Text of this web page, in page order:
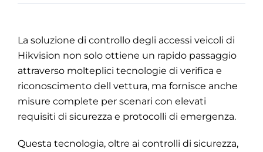
La soluzione di controllo degli accessi veicoli di
Hikvision non solo ottiene un rapido passaggio
attraverso molteplici tecnologie di verifica e
riconoscimento dell vettura, ma fornisce anche
misure complete per scenari con elevati
requisiti di sicurezza e protocolli di emergenza.
Questa tecnologia, oltre ai controlli di sicurezza,